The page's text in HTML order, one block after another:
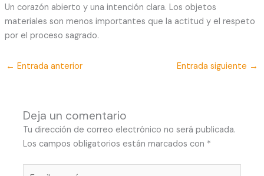
Un corazón abierto y una intención clara. Los objetos
materiales son menos importantes que la actitud y el respeto
por el proceso sagrado.
← Entrada anterior Entrada siguiente →
Deja un comentario
Tu dirección de correo electrónico no será publicada.
Los campos obligatorios están marcados con *